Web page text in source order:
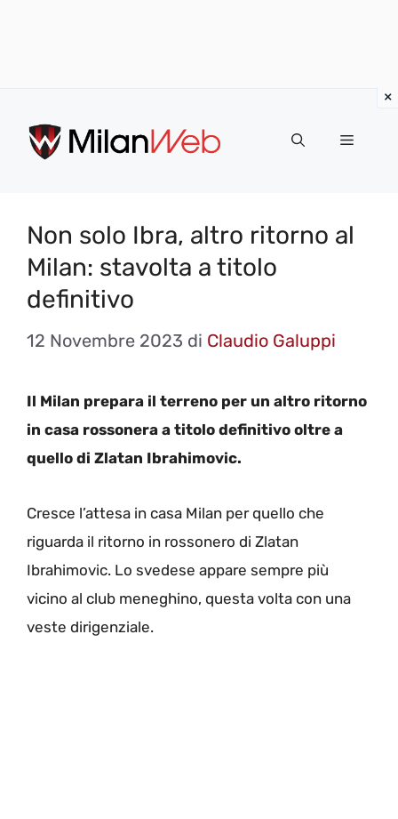
contenuto
MENU
Non solo Ibra, altro ritorno al
Milan: stavolta a titolo
definitivo
12 Novembre 2023 di Claudio Galuppi
Il Milan prepara il terreno per un altro ritorno
in casa rossonera a titolo definitivo oltre a
quello di Zlatan Ibrahimovic.
Cresce l’attesa in casa Milan per quello che
riguarda il ritorno in rossonero di Zlatan
Ibrahimovic. Lo svedese appare sempre più
vicino al club meneghino, questa volta con una
veste dirigenziale.